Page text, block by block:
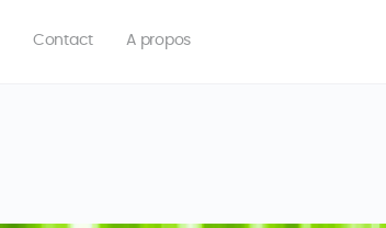
Contact A propos